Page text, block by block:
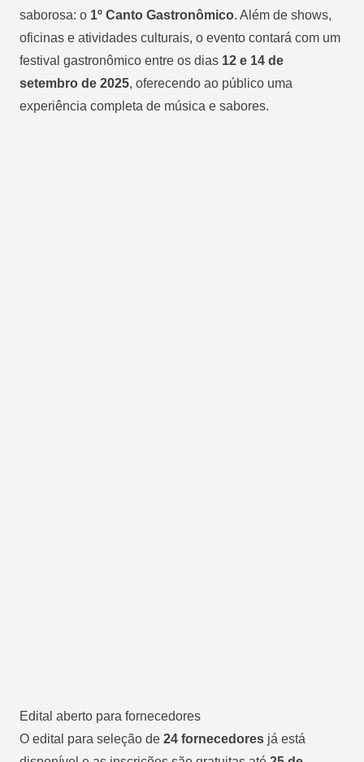
saborosa: o 1º Canto Gastronômico. Além de shows,
oficinas e atividades culturais, o evento contará com um
festival gastronômico entre os dias 12 e 14 de
setembro de 2025, oferecendo ao público uma
experiência completa de música e sabores.
Edital aberto para fornecedores
O edital para seleção de 24 fornecedores já está